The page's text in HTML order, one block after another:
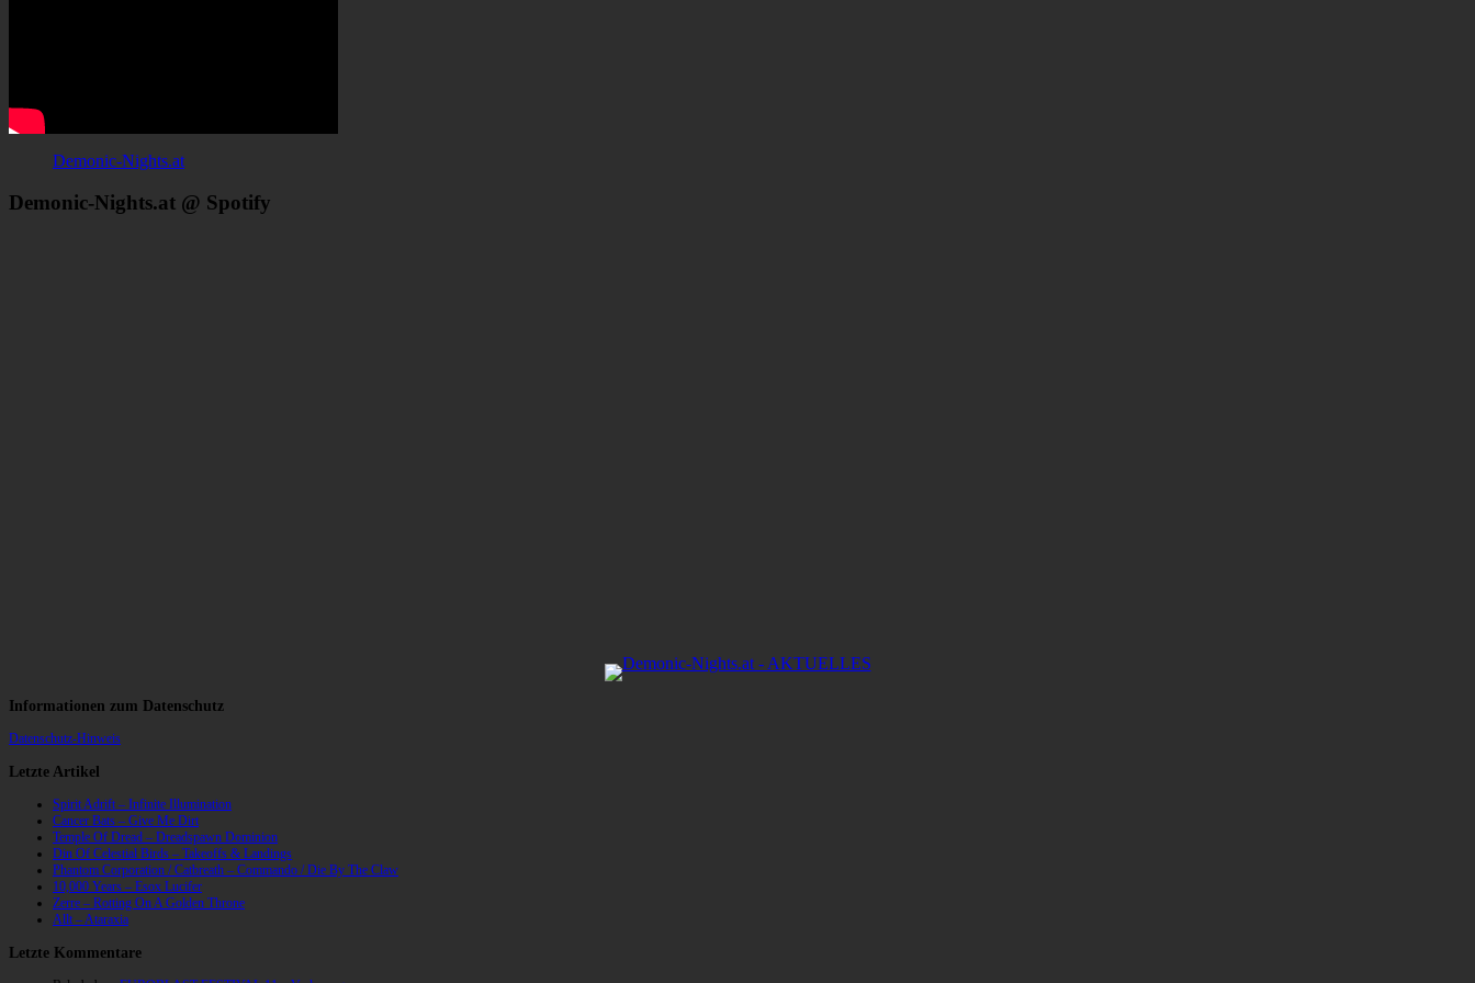
Demonic-Nights.at
Demonic-Nights.at @ Spotify
Informationen zum Datenschutz
Datenschutz-Hinweis
Letzte Artikel
Spirit Adrift – Infinite Illumination
Cancer Bats – Give Me Dirt
Temple Of Dread – Dreadspawn Dominion
Din Of Celestial Birds – Takeoffs & Landings
Phantom Corporation / Catbreath – Commando / Die By The Claw
10,000 Years – Esox Lucifer
Zerre – Rotting On A Golden Throne
Allt – Ataraxia
Letzte Kommentare